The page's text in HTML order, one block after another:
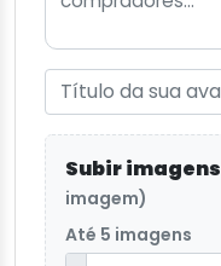
Subir imagens
imagem)
Até 5 imagens